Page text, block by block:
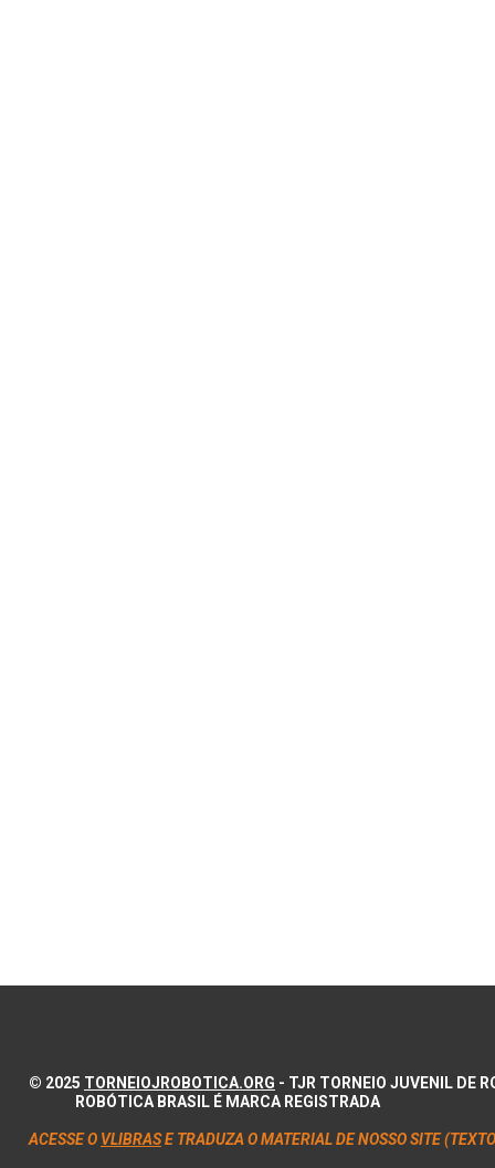
© 2025 TORNEIOJROBOTICA.ORG - TJR TORNEIO JUVENIL DE
ROBÓTICA BRASIL É MARCA REGISTRADA
ACESSE O VLIBRASE TRADUZA O MATERIAL DE NOSSO SITE